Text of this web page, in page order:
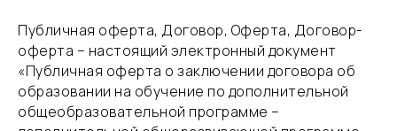
​Публичная оферта, Договор, Оферта, Договор-
оферта – настоящий электронный документ
«Публичная оферта о заключении договора об
образовании на обучение по дополнительной
общеобразовательной программе –